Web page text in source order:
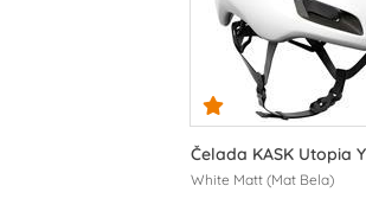
Čelada KASK Utopia Y
White Matt (Mat Bela)